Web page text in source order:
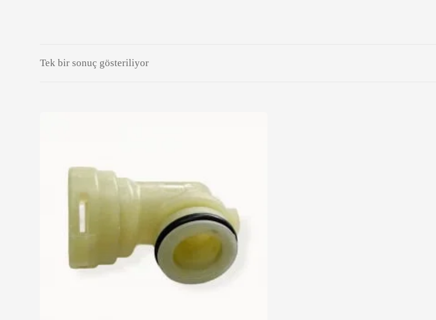
Tek bir sonuç gösteriliyor